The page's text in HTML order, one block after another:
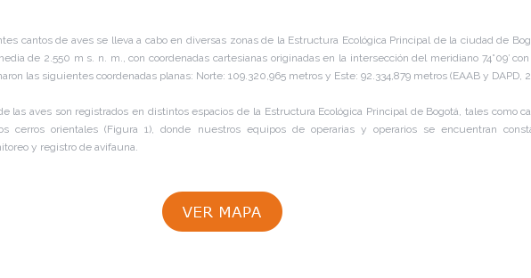
cantos de aves se lleva a cabo en diversas zonas de la Estructura Ecológica Principal de la ciudad de
de 2.550 m s. n. m., con coordenadas cartesianas originadas en la intersección del meridiano 74°09′
las siguientes coordenadas planas: Norte: 109.320,965 metros y Este: 92.334,879 metros (EAAB y DAPD,
las aves son registrados en distintos espacios de la Estructura Ecológica Principal de Bogotá, tales como
cerros orientales (Figura 1), donde nuestros equipos de operarias y operarios se encuentran
y registro de avifauna.